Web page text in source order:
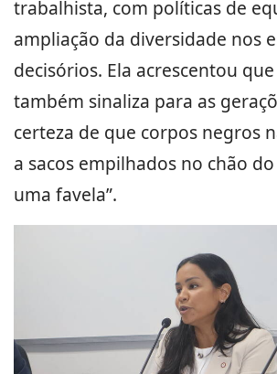
trabalhista, com políticas de
ampliação da diversidade nos
decisórios. Ela acrescentou
também sinaliza para as
certeza de que corpos negros
a sacos empilhados no chão
uma favela”.